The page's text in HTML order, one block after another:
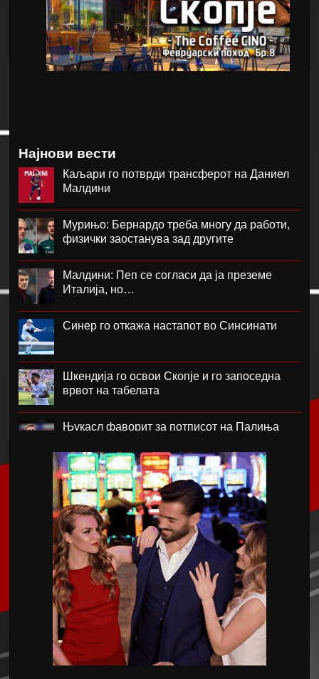
Најнови вести
Каљари го потврди трансферот на Даниел
Малдини
Мурињо: Бернардо треба многу да работи,
физички заостанува зад другите
Малдини: Пеп се согласи да ја преземе
Италија, но…
Синер го откажа настапот во Синсинати
Шкендија го освои Скопје и го запоседна
врвот на табелата
Њукасл фаворит за потписот на Палиња
Атланта Јунајтед фаворит за потписот на
Мората
Ник Вајлер-Баб потпиша за Црвена Звезда
Скопје извлече големо реми со Струга Трим
Лум
Барса сака да го замени Араухо со Ромеро